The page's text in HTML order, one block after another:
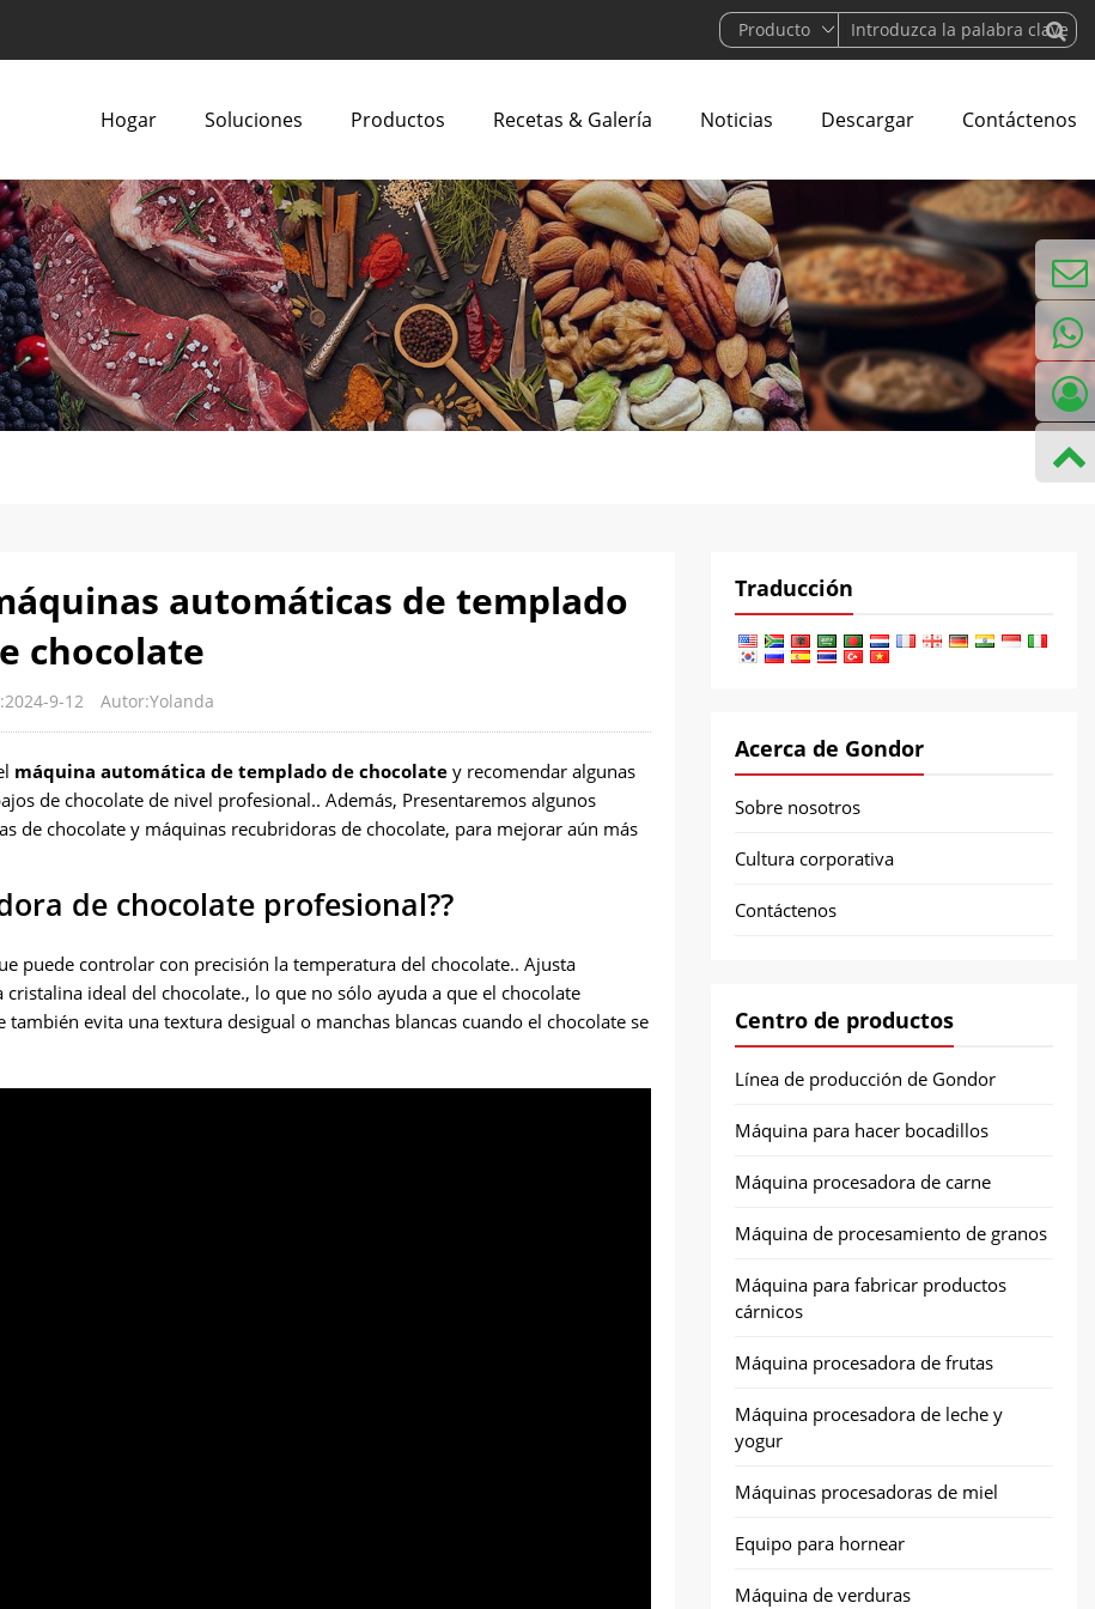
Hogar Soluciones Productos Recetas & Galería Noticias Descargar Contáctenos
automáticas de templado
chocolate
9-12 Autor:Yolanda
máquina automática de templado de chocolate y recomendar algunas
de chocolate de nivel profesional.. Además, Presentaremos algunos
de chocolate y máquinas recubridoras de chocolate, para mejorar aún más
de chocolate profesional??
puede controlar con precisión la temperatura del chocolate.. Ajusta
ideal del chocolate., lo que no sólo ayuda a que el chocolate
evita una textura desigual o manchas blancas cuando el chocolate se
Traducción
Acerca de Gondor
Sobre nosotros
Cultura corporativa
Contáctenos
Centro de productos
Línea de producción de Gondor
Máquina para hacer bocadillos
Máquina procesadora de carne
Máquina de procesamiento de granos
Máquina para fabricar productos
cárnicos
Máquina procesadora de frutas
Máquina procesadora de leche y
yogur
Máquinas procesadoras de miel
Equipo para hornear
Máquina de verduras